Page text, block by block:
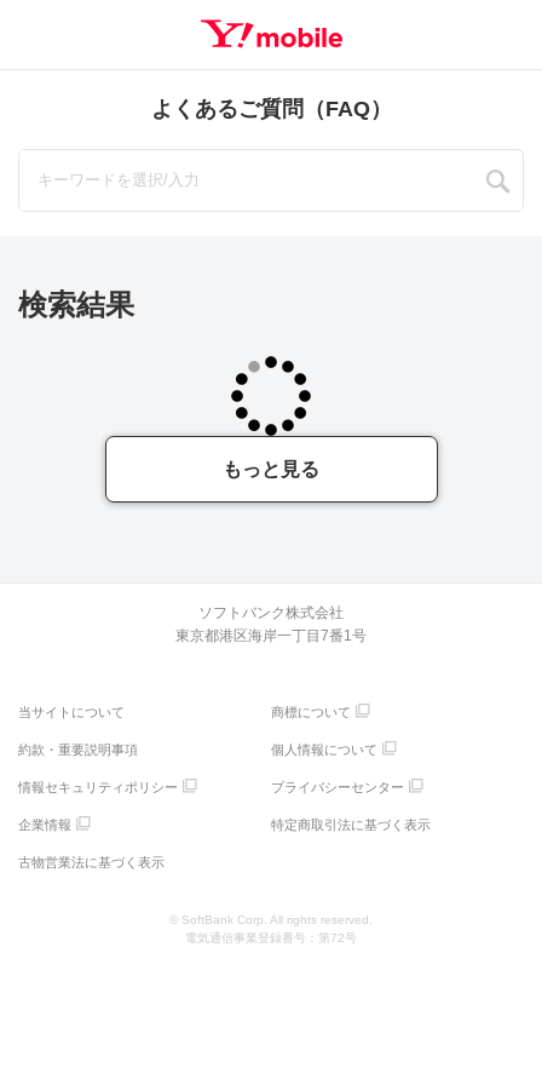
よくあるご質問（FAQ）
検索結果
もっと見る
ソフトバンク株式会社
東京都港区海岸一丁目7番1号
当サイトについて 商標について
約款・重要説明事項 個人情報について
情報セキュリティポリシー プライバシーセンター
企業情報 特定商取引法に基づく表示
古物営業法に基づく表示
© SoftBank Corp. All rights reserved.
電気通信事業登録番号：第72号